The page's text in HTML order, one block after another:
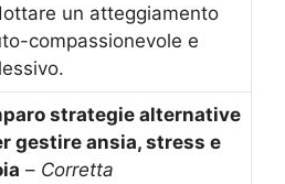
un atteggiamento
compassionevole e
strategie alternative
gestire ansia, stress e
– Corretta